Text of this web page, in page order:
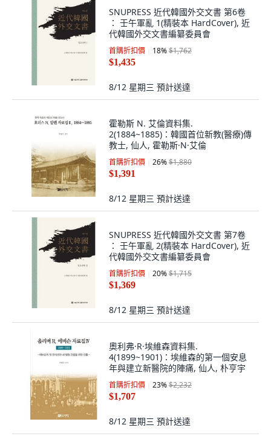
SNUPRESS 近代韓國外交文書 第6卷
： 壬午軍亂 1(精裝本 HardCover), 近
代韓國外交文書編纂委員會
首購折扣價 18%$1,762
$1,435
8/12 星期三 預計送達
霍勒斯 N. 艾倫資料集.
2(1884~1885)：韓國首位新教(醫療)傳
教士, 仙人, 霍勒斯·N·艾倫
首購折扣價 26%$1,880
$1,391
8/12 星期三 預計送達
SNUPRESS 近代韓國外交文書 第7卷
： 壬午軍亂 2(精裝本 HardCover), 近
代韓國外交文書編纂委員會
首購折扣價 20%$1,715
$1,369
8/12 星期三 預計送達
奧利弗·R·埃維森資料集.
4(1899~1901)：埃維森的第一個安息
年與建立新醫院的陣痛, 仙人, 朴亨宇
首購折扣價 23%$2,232
$1,707
8/12 星期三 預計送達